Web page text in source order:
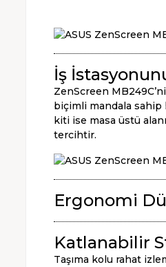
İş
ZenScreen
biçimli mandala sahip
kiti ise masa üstü
tercihtir.
Ergonomi
Katlanabilir
Taşıma kolu rahat